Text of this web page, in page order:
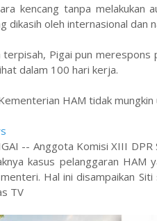
kencang tanpa
dikasih oleh internasional dan
terpisah, Pigai pun
dalam 100 hari kerja.
HAM tidak
-- Anggota Komisi XIII
kasus pelanggaran
Hal ini disampaikan
TV